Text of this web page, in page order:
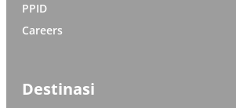
PPID
Careers
Destinasi